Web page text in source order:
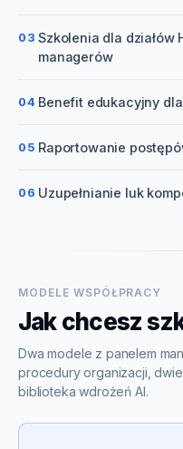
03 Szkolenia dla działów
managerów
04 Benefit edukacyjny
05 Raportowanie
06 Uzupełnianie luk
MODELE WSPÓŁPRACY
Jak chcesz
Dwa modele z panelem
procedury organizacji,
biblioteka wdrożeń AI.